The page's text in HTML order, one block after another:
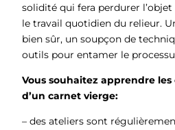
solidité qui fera perdurer
le travail quotidien du relieur.
bien sûr, un soupçon de
outils pour entamer le
Vous souhaitez apprendre
d’un carnet vierge:
– des ateliers sont